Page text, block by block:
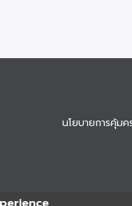
นโยบายการคุ้ม